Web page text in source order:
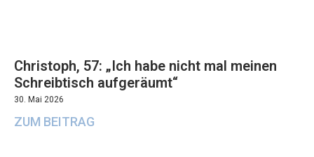
Christoph, 57: „Ich habe nicht mal meinen
Schreibtisch aufgeräumt“
30. Mai 2026
ZUM BEITRAG